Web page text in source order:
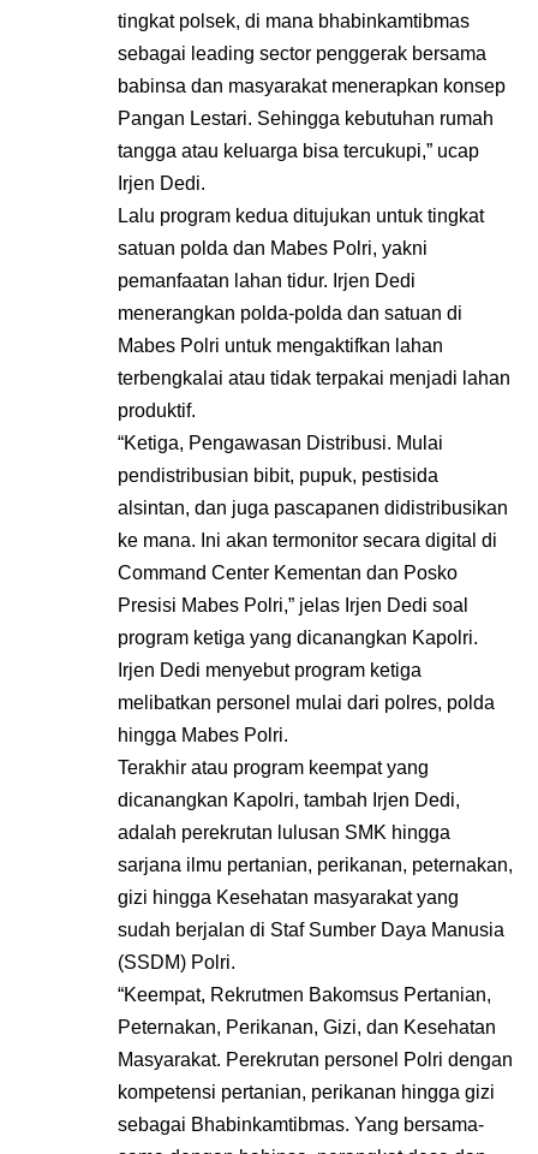
tingkat polsek, di mana bhabinkamtibmas
sebagai leading sector penggerak bersama
babinsa dan masyarakat menerapkan konsep
Pangan Lestari. Sehingga kebutuhan rumah
tangga atau keluarga bisa tercukupi,” ucap
Irjen Dedi.
Lalu program kedua ditujukan untuk tingkat
satuan polda dan Mabes Polri, yakni
pemanfaatan lahan tidur. Irjen Dedi
menerangkan polda-polda dan satuan di
Mabes Polri untuk mengaktifkan lahan
terbengkalai atau tidak terpakai menjadi lahan
produktif.
“Ketiga, Pengawasan Distribusi. Mulai
pendistribusian bibit, pupuk, pestisida
alsintan, dan juga pascapanen didistribusikan
ke mana. Ini akan termonitor secara digital di
Command Center Kementan dan Posko
Presisi Mabes Polri,” jelas Irjen Dedi soal
program ketiga yang dicanangkan Kapolri.
Irjen Dedi menyebut program ketiga
melibatkan personel mulai dari polres, polda
hingga Mabes Polri.
Terakhir atau program keempat yang
dicanangkan Kapolri, tambah Irjen Dedi,
adalah perekrutan lulusan SMK hingga
sarjana ilmu pertanian, perikanan, peternakan,
gizi hingga Kesehatan masyarakat yang
sudah berjalan di Staf Sumber Daya Manusia
(SSDM) Polri.
“Keempat, Rekrutmen Bakomsus Pertanian,
Peternakan, Perikanan, Gizi, dan Kesehatan
Masyarakat. Perekrutan personel Polri dengan
kompetensi pertanian, perikanan hingga gizi
sebagai Bhabinkamtibmas. Yang bersama-